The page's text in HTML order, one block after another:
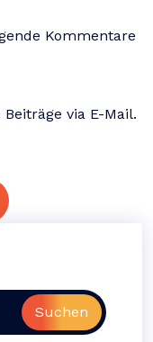
Kommentare
via E-Mail.
Suchen